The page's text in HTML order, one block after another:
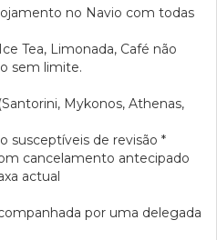
no Navio com todas
Tea, Limonada, Café não
sem limite.
Mykonos, Athenas,
susceptíveis de revisão *
cancelamento antecipado
actual
por uma delegada